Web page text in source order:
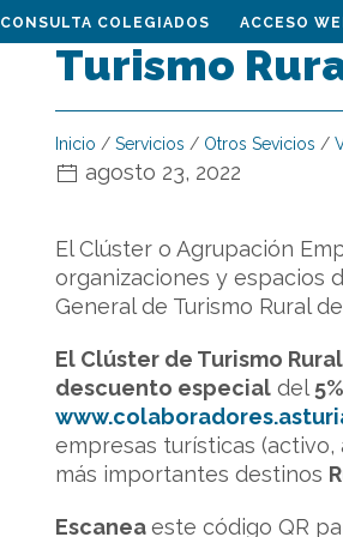
CONSULTA COLEGIADOS ACCESO
Turismo
Inicio / Servicios / Otros Sevicios /
agosto 23, 2022
El Clúster o Agrupación
organizaciones y espacios
General de Turismo Rural
El Clúster de Turismo
descuento especial del 5%
empresas turísticas
más importantes destinos
Escaneaeste código QR